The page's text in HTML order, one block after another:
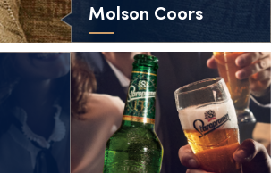
Molson Coors